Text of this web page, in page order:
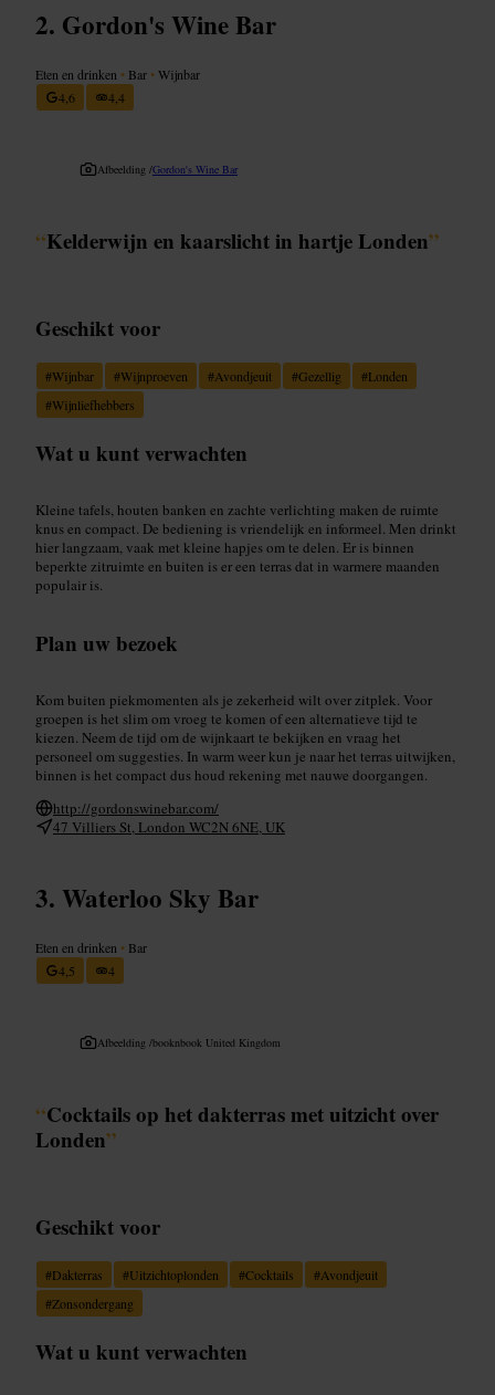
Gordon's Wine Bar
Eten en drinken • Bar •Wijnbar
4,6
4,4
Afbeelding /Gordon's Wine Bar
“Kelderwijn en kaarslicht in hartje Londen”
Geschikt voor
#Wijnbar #Wijnproeven #Avondjeuit #Gezellig #Londen
#Wijnliefhebbers
Wat u kunt verwachten
Kleine tafels, houten banken en zachte verlichting maken de ruimte
knus en compact. De bediening is vriendelijk en informeel. Men drinkt
hier langzaam, vaak met kleine hapjes om te delen. Er is binnen
beperkte zitruimte en buiten is er een terras dat in warmere maanden
populair is.
Plan uw bezoek
Kom buiten piekmomenten als je zekerheid wilt over zitplek. Voor
groepen is het slim om vroeg te komen of een alternatieve tijd te
kiezen. Neem de tijd om de wijnkaart te bekijken en vraag het
personeel om suggesties. In warm weer kun je naar het terras uitwijken,
binnen is het compact dus houd rekening met nauwe doorgangen.
http://gordonswinebar.com/
47 Villiers St, London WC2N 6NE, UK
Waterloo Sky Bar
Eten en drinken • Bar
4,5
4
Afbeelding /booknbook United Kingdom
“Cocktails op het dakterras met uitzicht over
Londen”
Geschikt voor
#Dakterras #Uitzichtoplonden #Cocktails #Avondjeuit
#Zonsondergang
Wat u kunt verwachten